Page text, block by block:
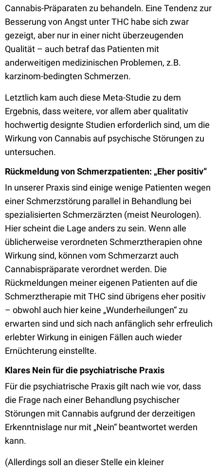
Cannabis-Präparaten zu behandeln. Eine Tendenz zur
Besserung von Angst unter THC habe sich zwar
gezeigt, aber nur in einer nicht überzeugenden
Qualität – auch betraf das Patienten mit
anderweitigen medizinischen Problemen, z.B.
karzinom-bedingten Schmerzen.
Letztlich kam auch diese Meta-Studie zu dem
Ergebnis, dass weitere, vor allem aber qualitativ
hochwertig designte Studien erforderlich sind, um die
Wirkung von Cannabis auf psychische Störungen zu
untersuchen.
Rückmeldung von Schmerzpatienten: „Eher positiv“
In unserer Praxis sind einige wenige Patienten wegen
einer Schmerzstörung parallel in Behandlung bei
spezialisierten Schmerzärzten (meist Neurologen).
Hier scheint die Lage anders zu sein. Wenn alle
üblicherweise verordneten Schmerztherapien ohne
Wirkung sind, können vom Schmerzarzt auch
Cannabispräparate verordnet werden. Die
Rückmeldungen meiner eigenen Patienten auf die
Schmerztherapie mit THC sind übrigens eher positiv
– obwohl auch hier keine „Wunderheilungen“ zu
erwarten sind und sich nach anfänglich sehr erfreulich
erlebter Wirkung in einigen Fällen auch wieder
Ernüchterung einstellte.
Klares Nein für die psychiatrische Praxis
Für die psychiatrische Praxis gilt nach wie vor, dass
die Frage nach einer Behandlung psychischer
Störungen mit Cannabis aufgrund der derzeitigen
Erkenntnislage nur mit „Nein“ beantwortet werden
kann.
(Allerdings soll an dieser Stelle ein kleiner